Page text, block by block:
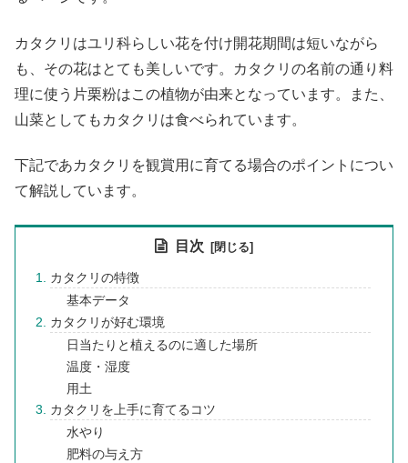
カタクリはユリ科らしい花を付け開花期間は短いながら
も、その花はとても美しいです。カタクリの名前の通り料
理に使う片栗粉はこの植物が由来となっています。また、
山菜としてもカタクリは食べられています。
下記であカタクリを観賞用に育てる場合のポイントについ
て解説しています。
目次
カタクリの特徴
基本データ
カタクリが好む環境
日当たりと植えるのに適した場所
温度・湿度
用土
カタクリを上手に育てるコツ
水やり
肥料の与え方